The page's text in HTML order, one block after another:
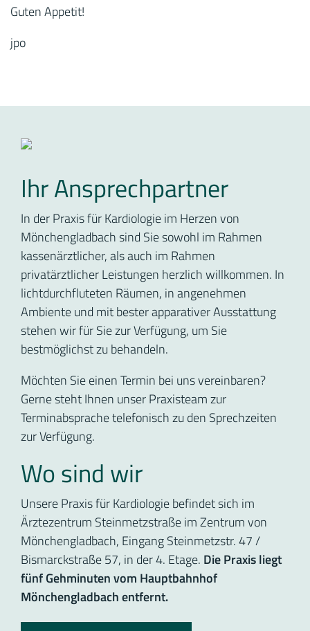
Guten Appetit!
jpo
Ihr Ansprechpartner
In der Praxis für Kardiologie im Herzen von
Mönchengladbach sind Sie sowohl im Rahmen
kassenärztlicher, als auch im Rahmen
privatärztlicher Leistungen herzlich willkommen. In
lichtdurchfluteten Räumen, in angenehmen
Ambiente und mit bester apparativer Ausstattung
stehen wir für Sie zur Verfügung, um Sie
bestmöglichst zu behandeln.
Möchten Sie einen Termin bei uns vereinbaren?
Gerne steht Ihnen unser Praxisteam zur
Terminabsprache telefonisch zu den Sprechzeiten
zur Verfügung.
Wo sind wir
Unsere Praxis für Kardiologie befindet sich im
Ärztezentrum Steinmetzstraße im Zentrum von
Mönchengladbach, Eingang Steinmetzstr. 47 /
Bismarckstraße 57, in der 4. Etage. Die Praxis liegt
fünf Gehminuten vom Hauptbahnhof
Mönchengladbach entfernt.